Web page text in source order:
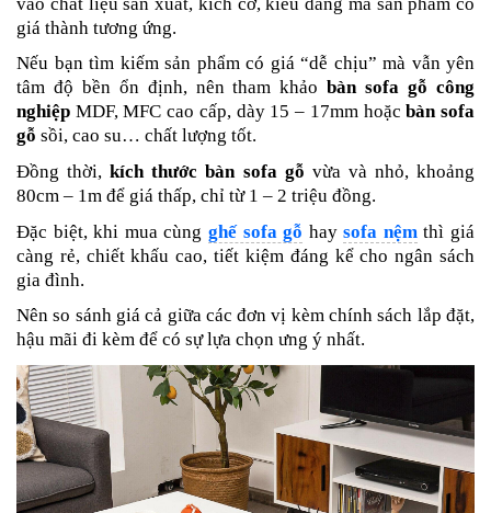
giá thành tương ứng.
Nếu bạn tìm kiếm sản phẩm có giá “dễ chịu” mà vẫn yên
tâm độ bền ổn định, nên tham khảobàn sofa gỗ công
nghiệp MDF, MFC cao cấp, dày 15 – 17mm hoặcbàn sofa
gỗ sồi, cao su… chất lượng tốt.
Đồng thời,kích thước bàn sofa gỗ vừa và nhỏ, khoảng
80cm – 1m để giá thấp, chỉ từ 1 – 2 triệu đồng.
Đặc biệt, khi mua cùng ghế sofa gỗ haysofa nệmthì giá
càng rẻ, chiết khấu cao, tiết kiệm đáng kể cho ngân sách
gia đình.
Nên so sánh giá cả giữa các đơn vị kèm chính sách lắp đặt,
hậu mãi đi kèm để có sự lựa chọn ưng ý nhất.